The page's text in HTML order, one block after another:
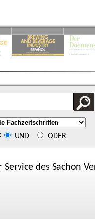
UND ODER
des Sachon